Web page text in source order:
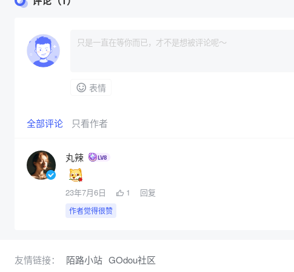
表情
全部评论 只看作者
丸辣
23年7月6日 1 回复
作者觉得很赞
友情链接： 陌路小站 GOdou社区